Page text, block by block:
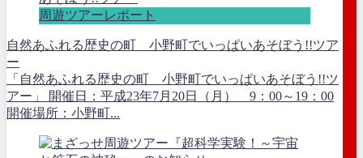
周遊ツアーレポート
自然あふれる歴史の町 小野町でいっぱいあそぼう!!ツア
ー
「自然あふれる歴史の町 小野町でいっぱいあそぼう!!ツ
アー」 開催日：平成23年7月20日（月） 9：00～19：00
開催場所：小野町...